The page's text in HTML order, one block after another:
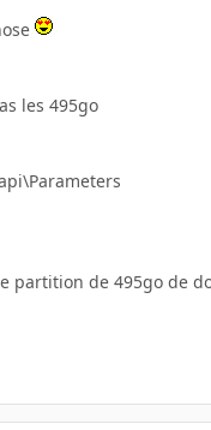
les 495go
partition de 495go de